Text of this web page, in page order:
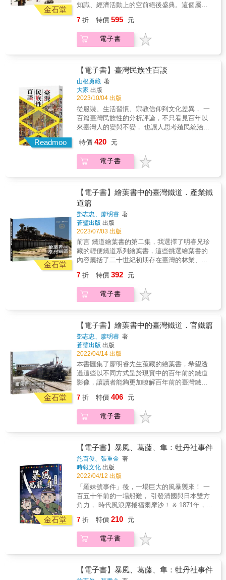
金石堂
知識、經濟活動上的空前絕後盛典。這個屬於
日益消失，在長輩逐漸凋零之後的今日更是形
成空白；即使偶有臺博會相關著作問世，也是
僅有片段難以窺得全貌，更不用說從遺留的黑
試圖還原當年阿公阿嬤、阿爸阿母的色彩視覺
記憶，同時也對他們那一世代的人曾經存在過
的價值，表達無上的敬意。
7 折 特價 595 元
電子書
Readmoo
【電子書】臺灣民族性百談
山根勇藏 著
大家 出版
2023/10/04 出版
從服裝、生活習慣、宗教信仰到文化差異， 一
百篇臺灣民族性的分析評論，不只看見百年以
來臺灣人的變與不變， 也讓人思考殖民統治
本領臺已逾三十載，統治看似牢不可破，但統
治者真的瞭解被統治者了嗎？ 本書作者山根勇
藏在1897年就來臺擔任教職，而後在警務局繼
本島從事島民的教化事業者，不管是一般的官
僚公吏、教育者或是警察，首要之務就是要理
解本島人的民族心理。」──山根勇藏 & 有感於
民族性相關論述貧乏，山根發憤著述，廣為蒐
集資料，並結合自身經驗，寫成了《臺灣民族
性百談》，於1930年出版。 & 書中共一百篇評
述，題材寬廣，包括臺灣人髒話的分析、臺灣
人的金錢觀、臺灣人對蘭花的偏愛、廣東人和
福建人的比較等等。取材對象有作者和臺灣人
士的交流經驗、至各地參訪的見聞，以及報紙
較，包羅萬象地描繪了百年前的臺灣眾生相，
並且直言無諱地加以評論。行文輕鬆，不時點
綴反諷和嘲弄，讀來有如親見作者在面前談笑
言，例如臺灣人有盲從群眾運動的天分、農民
組合有女學生加入是想藉此吸引年輕男性等，
你或許想反駁「臺灣人才不是這樣！」卻不得
不承認作者的文筆著實令人發噱。 & 看見作者
批評臺灣人使用道路完全不顧他人、邀請函上
的時間僅供參考，你或許會嘆息「臺灣人還是
這樣！」或許一百年終究不夠久，原來我們離
租借妻子或「長外衣」是時尚衣著的描述，你
或許會驚訝「原來臺灣人曾經這樣！」出書至
今不過百年，臺灣人的面貌究竟已經翻了幾
取了何種視角？如此追問，也就是深入了解何
謂「殖民統治」的機會。因為強調殖民者和被
殖民者的差異，正是殖民政府為自身統治建立
正當性的嘗試，而「民族性」的書寫，也就可
以在這樣的理解脈絡下開展更深入的意義。 &
「我們不妨在閱讀時帶上檢視和驗證的眼光，
反思這些內容是由何種背景的寫手，在怎樣的
時代脈絡或是意圖下生成。透過這樣的沉浸、
比較和剖析過程，我們可以把這些文字訊息還
所屬，或是所來自的時代。」──周俊宇，本書
導讀。 & 本書過去曾有節譯本，篇數和內文皆
有刪減，如今為完整翻譯本首次問世，並且於
者跨越百年的時空隔閡。
特價 420 元
電子書
金石堂
【電子書】繪葉書中的臺灣鐵道．產業鐵
道篇
鄧志忠、廖明睿 著
蒼璧出版 出版
2023/07/03 出版
前言 鐵道繪葉書的第二集，我選擇了明睿兄珍
藏的輕便鐵道系列繪葉書，這些挑選繪葉書的
內容囊括了二十世紀初期存在臺灣的林業、糖
道，只要是輪子走在兩條鋼軌上的運具，幾乎
都是這本書中收錄的對象，不同於第一集的官
鐵路線官方景象，這些私鐵、輕便鐵道或是各
會鋪設如此多的鐵道路線，但是今日卻拆除殆
盡？其實原因很簡單，在當時的科技與環境
下，鋪設鐵道運輸是最有效率的運輸方式，可
是隨著公路發達與私有運具的普及化，逐漸取
代了必須藉由「鐵軌」行走的運具，導致這些
鐵道路線後來逐漸消失，因此簡單的說法就是
「時代進步了」！ 這本書中選擇這些多采多姿
的鐵道風光，大部分都已不復存在，僅少數以
不同的姿態留存至今，當然繪葉書中的鐵道車
樣的影像故事並不僅止於他的表象而已，更值
得探討是背後耐人尋味的歷史典故。 這本書的
文字大部分完成於筆者於新冠病毒確診期間隔
離所的隔離歲月中，確診當時還掀起軒然大波
登上報紙新聞網路的頭版，不過就和書中許多
故事一樣，時間久遠了以後，往往被人遺忘或
者成為人們茶餘飯後聊天的陳年往事。謝謝確
診期間家人、翁育生與何宜珊夫婦的支持和協
助，也要謝謝許多專家學者不吝提供珍貴的意
見與諮詢：古庭維、許乃懿、張聖坤、黃彥
碩、張偉郎（放羊的狼）、Nicole Lai、翁惠平
&hellip;&hellip;除了圖片影像之外更充實了這本
書的珍貴性。 &
7 折 特價 392 元
電子書
金石堂
【電子書】繪葉書中的臺灣鐵道．官鐵篇
鄧志忠、廖明睿 著
蒼璧出版 出版
2022/04/14 出版
本書匯集了廖明睿先生蒐藏的繪葉書，希望透
過這些以不同方式呈於現實中的百年前的鐵道
影像，讓讀者能夠更加瞭解百年前的臺灣鐵
片稱為「葉書」（はがき），而包含圖像的明
信片則稱為「繪葉書」（エハガキ），其實就
是我們所謂的風景明信片，當然這樣的明信片
可能是繪葉書上的主題，除了照片寫真外，也
有美術繪畫，與照片上色的方式呈現，林林總
總讓人目不暇給。 這樣的鐵道繪葉書照片，除
了繪葉書上標記的主題之外，讀者仔細端詳也
能從照片中看到許多在當時的鐵道故事，從相
關文獻中找尋有關的資料，再搭配上繪葉書呈
現的影像照片，百年前臺灣鐵道的歷史逐漸拼
湊出來，甚至許多鐵道歷史謎題也可以從這些
7 折 特價 406 元
電子書
金石堂
【電子書】暴風、葛藤、隼：牡丹社事件
施百俊、張重金 著
時報文化 出版
2022/04/12 出版
「羅妹號事件」後，一場巨大的風暴襲來！ 一
百五十年前的一場船難， 引發清國與日本雙方
角力， 時代風浪席捲福爾摩沙！ & 1871年，一
吹到了恆春半島東海岸； 這場船難，引發排灣
族人與琉球人的流血衝突， 也颳起了一場牽動
原住民、琉球人、日本、清國的巨大風暴
人，終將被捲入風暴之中，無處可逃。 & ｜關
於本書｜ & 1871年，來自琉球宮古島的納貢
7 折 特價 210 元
電子書
【電子書】暴風、葛藤、隼：牡丹社事件